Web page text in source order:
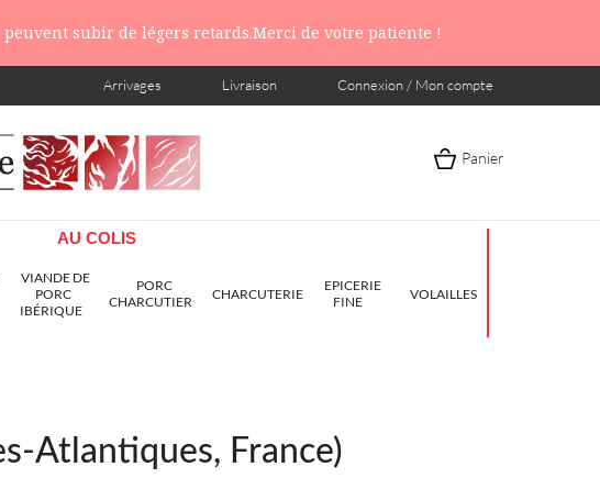
peuvent subir de légers retards.Merci de votre patiente !
Connexion / Mon compte
Livraison
Arrivages
Panier
AU COLIS
VIANDE DE
PORC
IBÉRIQUE
PORC
CHARCUTIER
CHARCUTERIE
EPICERIE
FINE
VOLAILLES
Atlantiques, France)